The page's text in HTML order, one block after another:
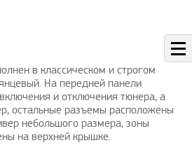
в классическом и строгом
На передней панели
и отключения тюнера, а
остальные разъемы расположены
небольшого размера, зоны
на верхней крышке.